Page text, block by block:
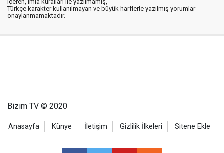
içeren, imla kuralları ile yazılmamış,
Türkçe karakter kullanılmayan ve büyük harflerle yazılmış yorumlar
onaylanmamaktadır.
Bizim TV © 2020
Anasayfa Künye İletişim Gizlilik İlkeleri Sitene Ekle